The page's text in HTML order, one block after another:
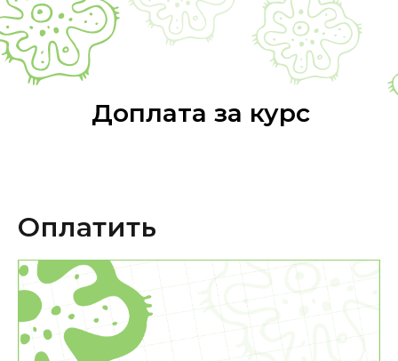
Доплата за курс
Оплатить